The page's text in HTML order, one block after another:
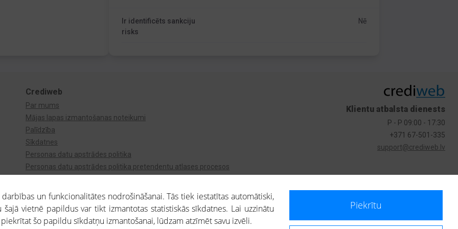
Ir identificēts sankciju
risks
Nē
Crediweb
Par mums
Mājas lapas izmantošanas noteikumi
Palīdzība
Sīkdatnes
Personas datu apstrādes politika
Personas datu apstrādes politika pretendentu atlases procesos
Klientu atbalsta dienests
P - P 09:00 - 17:30
+371 67-501-335
support@crediweb.lv
un funkcionalitātes nodrošināšanai. Tās tiek iestatītas automātiski,
vietnē papildus var tikt izmantotas statistiskās sīkdatnes. Lai uzzinātu
piekrītat šo papildu sīkdatņu izmantošanai, lūdzam atzīmēt savu izvēli.
Piekrītu